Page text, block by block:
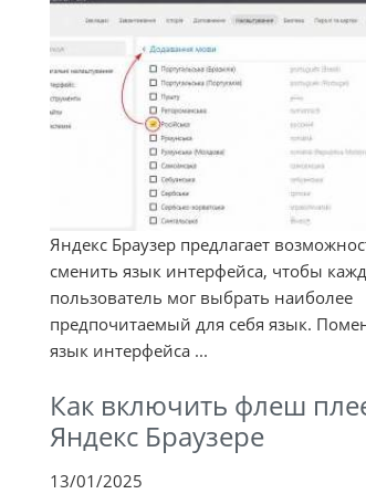
Яндекс Браузер предлагает
сменить язык интерфейса, чтобы
пользователь мог выбрать наиболее
предпочитаемый для себя язык.
язык интерфейса ...
Как включить флеш
Яндекс Браузере
13/01/2025